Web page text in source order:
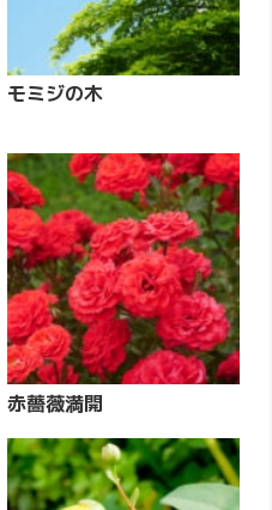
モミジの木
赤薔薇満開